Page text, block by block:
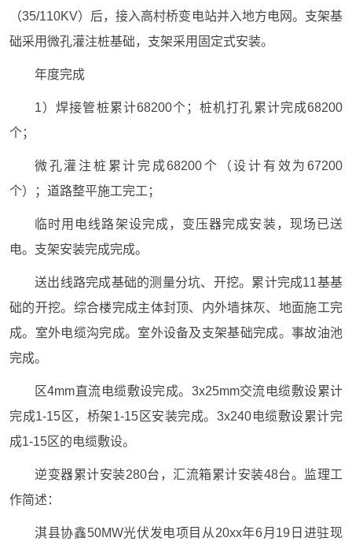
（35/110KV）后，接入高村桥变电站并入地方电网。支架基
础采用微孔灌注桩基础，支架采用固定式安装。
年度完成
1）焊接管桩累计68200个；桩机打孔累计完成68200
个；
微孔灌注桩累计完成68200个（设计有效为67200
个）；道路整平施工完工；
临时用电线路架设完成，变压器完成安装，现场已送
电。支架安装完成完成。
送出线路完成基础的测量分坑、开挖。累计完成11基基
础的开挖。综合楼完成主体封顶、内外墙抹灰、地面施工完
成。室外电缆沟完成。室外设备及支架基础完成。事故油池
完成。
区4mm直流电缆敷设完成。3x25mm交流电缆敷设累计
完成1-15区，桥架1-15区安装完成。3x240电缆敷设累计完
成1-15区的电缆敷设。
逆变器累计安装280台，汇流箱累计安装48台。监理工
作简述：
淇县协鑫50MW光伏发电项目从20xx年6月19日进驻现